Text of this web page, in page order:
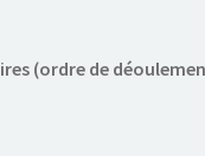
(ordre de